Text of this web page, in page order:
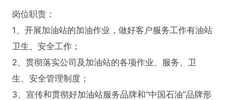
岗位职责：
1、开展加油站的加油作业，做好客户服务工作有油站
卫生、安全工作；
2、贯彻落实公司及加油站的各项作业、服务、卫
生、安全管理制度；
3、宣传和贯彻好加油站服务品牌和“中国石油”品牌形